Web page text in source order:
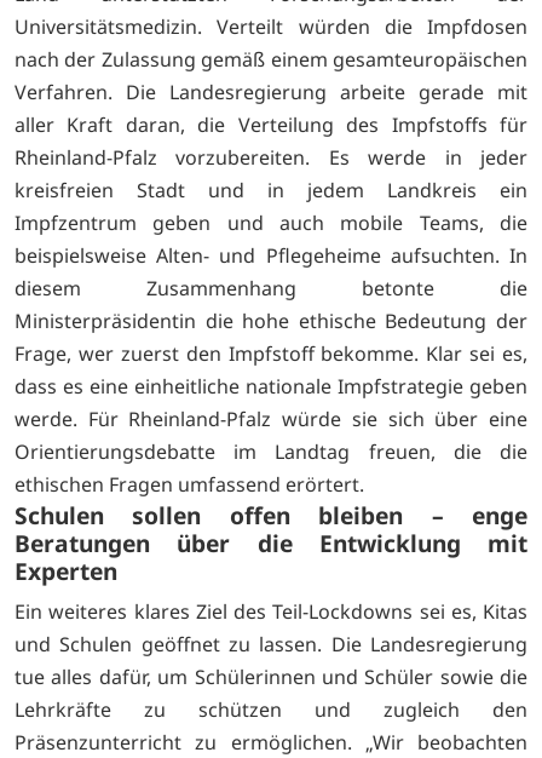
Universitätsmedizin. Verteilt würden die Impfdosen
nach der Zulassung gemäß einem gesamteuropäischen
Verfahren. Die Landesregierung arbeite gerade mit
aller Kraft daran, die Verteilung des Impfstoffs für
Rheinland-Pfalz vorzubereiten. Es werde in jeder
kreisfreien Stadt und in jedem Landkreis ein
Impfzentrum geben und auch mobile Teams, die
beispielsweise Alten- und Pflegeheime aufsuchten. In
diesem Zusammenhang betonte die
Ministerpräsidentin die hohe ethische Bedeutung der
Frage, wer zuerst den Impfstoff bekomme. Klar sei es,
dass es eine einheitliche nationale Impfstrategie geben
werde. Für Rheinland-Pfalz würde sie sich über eine
Orientierungsdebatte im Landtag freuen, die die
ethischen Fragen umfassend erörtert.
Schulen sollen offen bleiben – enge
Beratungen über die Entwicklung mit
Experten
Ein weiteres klares Ziel des Teil-Lockdowns sei es, Kitas
und Schulen geöffnet zu lassen. Die Landesregierung
tue alles dafür, um Schülerinnen und Schüler sowie die
Lehrkräfte zu schützen und zugleich den
Präsenzunterricht zu ermöglichen. „Wir beobachten